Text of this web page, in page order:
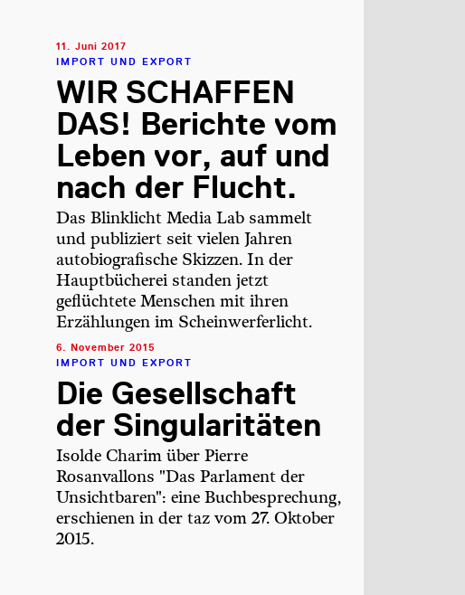
11. Juni 2017
IMPORT UND EXPORT
WIR SCHAFFEN
DAS! Berichte vom
Leben vor, auf und
nach der Flucht.
Das Blinklicht Media Lab sammelt
und publiziert seit vielen Jahren
autobiografische Skizzen. In der
Hauptbücherei standen jetzt
geflüchtete Menschen mit ihren
Erzählungen im Scheinwerferlicht.
6. November 2015
IMPORT UND EXPORT
Die Gesellschaft
der Singularitäten
Isolde Charim über Pierre
Rosanvallons "Das Parlament der
Unsichtbaren": eine Buchbesprechung,
erschienen in der taz vom 27. Oktober
2015.